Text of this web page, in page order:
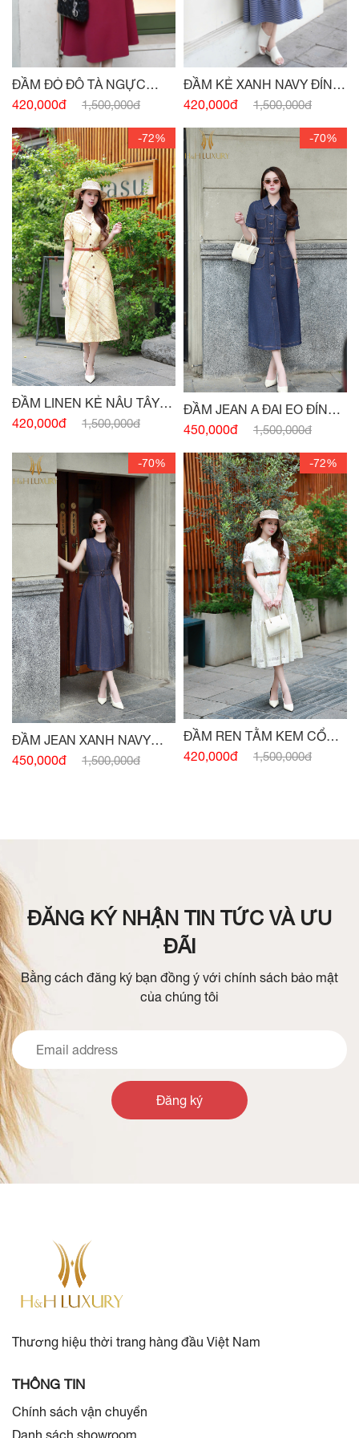
ĐẦM ĐỎ ĐÔ TÀ NGỰC
ĐÍNH CHARM
420,000đ 1,500,000đ
ĐẦM KẺ XANH NAVY ĐÍNH
CÚC
420,000đ 1,500,000đ
-72%
ĐẦM LINEN KẺ NÂU TÂY
CỔ VEST
420,000đ 1,500,000đ
-70%
ĐẦM JEAN A ĐAI EO ĐÍNH
CÚC
450,000đ 1,500,000đ
-70%
ĐẦM JEAN XANH NAVY
SÁT NÁCH ĐAI EO
450,000đ 1,500,000đ
-72%
ĐẦM REN TẰM KEM CỔ
ĐỨC
420,000đ 1,500,000đ
ĐĂNG KÝ NHẬN TIN TỨC VÀ ƯU
ĐÃI
Bằng cách đăng ký bạn đồng ý với chính sách bảo mật
của chúng tôi
Đăng ký
Thương hiệu thời trang hàng đầu Việt Nam
THÔNG TIN
Chính sách vận chuyển
Danh sách showroom